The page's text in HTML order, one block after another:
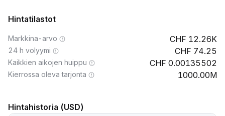
Hintatilastot
Markkina-arvo 12.26K
24 h volyymi 74.25
Kaikkien aikojen huippu 0.00135502
Kierrossa oleva tarjonta 1000.00M
Hintahistoria (USD)